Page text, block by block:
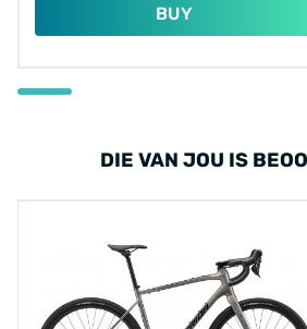
BUY
DIE VAN JOU IS